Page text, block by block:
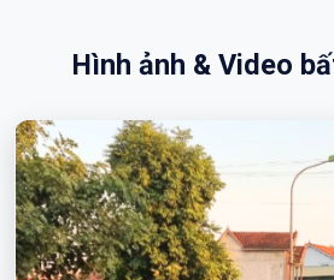
Hình ảnh & Video